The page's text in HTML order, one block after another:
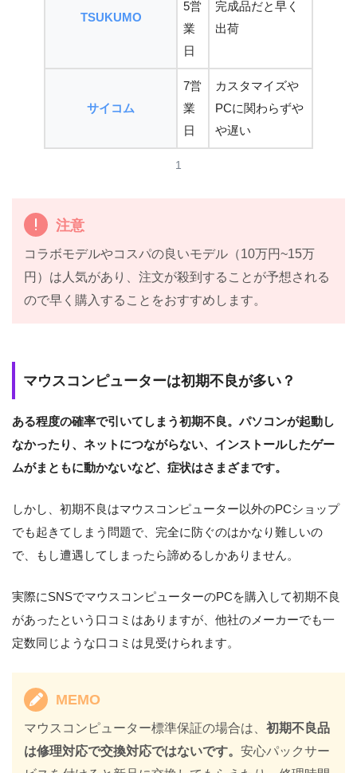
TSUKUMO
5営
業
日
完成品だと早く
出荷
サイコム
7営
業
日
カスタマイズや
PCに関わらずや
や遅い
1
注意
コラボモデルやコスパの良いモデル（10万円~15万
円）は人気があり、注文が殺到することが予想される
ので早く購入することをおすすめします。
マウスコンピューターは初期不良が多い？
ある程度の確率で引いてしまう初期不良。パソコンが起動し
なかったり、ネットにつながらない、インストールしたゲー
ムがまともに動かないなど、症状はさまざまです。
しかし、初期不良はマウスコンピューター以外のPCショップ
でも起きてしまう問題で、完全に防ぐのはかなり難しいの
で、もし遭遇してしまったら諦めるしかありません。
実際にSNSでマウスコンピューターのPCを購入して初期不良
があったという口コミはありますが、他社のメーカーでも一
定数同じような口コミは見受けられます。
MEMO
マウスコンピューター標準保証の場合は、初期不良品
は修理対応で交換対応ではないです。安心パックサー